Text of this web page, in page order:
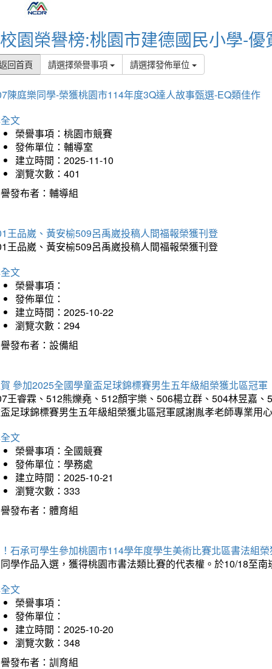
校園榮譽榜:桃園市建德國民小學-優
回首頁 請選擇榮譽事項 請選擇發佈單位
陳庭樂同學-榮獲桃園市114年度3Q達人故事甄選-EQ類佳作
文
榮譽事項：桃園市競賽
發佈單位：輔導室
建立時間：2025-11-10
瀏覽次數：401
發布者：輔導組
王品崴、黃安榆509呂禹崴投稿人間福報榮獲刊登
王品崴、黃安榆509呂禹崴投稿人間福報榮獲刊登
文
榮譽事項：
發佈單位：
建立時間：2025-10-22
瀏覽次數：294
發布者：設備組
參加2025全國學童盃足球錦標賽男生五年級組榮獲北區冠軍
王睿霖、512熊爍堯、512顏宇樂、506楊立群、504林昱嘉
足球錦標賽男生五年級組榮獲北區冠軍感謝胤孝老師專業用
文
榮譽事項：全國競賽
發佈單位：學務處
建立時間：2025-10-21
瀏覽次數：333
發布者：體育組
石承可學生參加桃園市114學年度學生美術比賽北區書法組
學作品入選，獲得桃園市書法類比賽的代表權。於10/18至
文
榮譽事項：
發佈單位：
建立時間：2025-10-20
瀏覽次數：348
發布者：訓育組